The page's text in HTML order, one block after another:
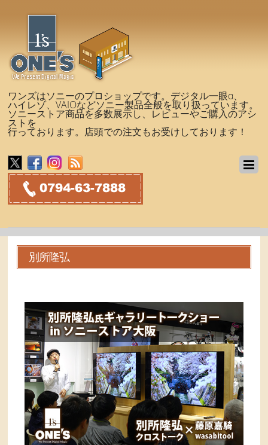
ワンズはソニーのプロショップです。デジタル一眼α、
ハイレゾ、VAIOなどソニー製品全般を取り扱っています。
ソニーストア商品を多数展示し、レビューやご購入のアシ
ストを
行っております。店頭での注文もお受けしております！
別所隆弘